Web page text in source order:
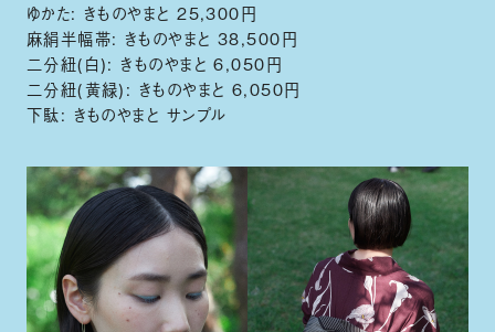
ゆかた: きものやまと 25,300円
麻絹半幅帯: きものやまと 38,500円
二分紐(白): きものやまと 6,050円
二分紐(黄緑): きものやまと 6,050円
下駄: きものやまと サンプル